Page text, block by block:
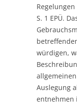
Regelungen
S. 1 EPÜ.
würdigen,
Auslegung
entnehmen